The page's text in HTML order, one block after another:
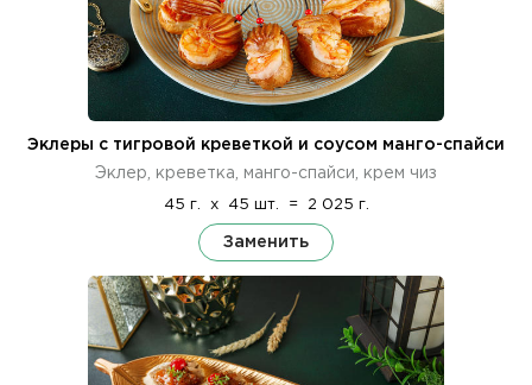
Эклеры с тигровой креветкой и соусом манго-спайси
Эклер, креветка, манго-спайси, крем чиз
45 г. x 45 шт. = 2 025 г.
Заменить